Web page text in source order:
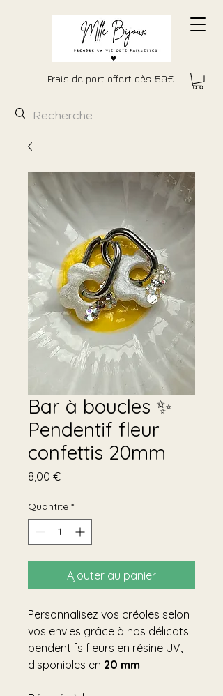
Frais de port offert dès 59€
Bar à boucles ✨️
Pendentif fleur
confettis 20mm
8,00 €Prix
Quantité *
Ajouter au panier
Personnalisez vos créoles selon
vos envies grâce à nos délicats
pendentifs fleurs en résine UV,
disponibles en 20 mm.